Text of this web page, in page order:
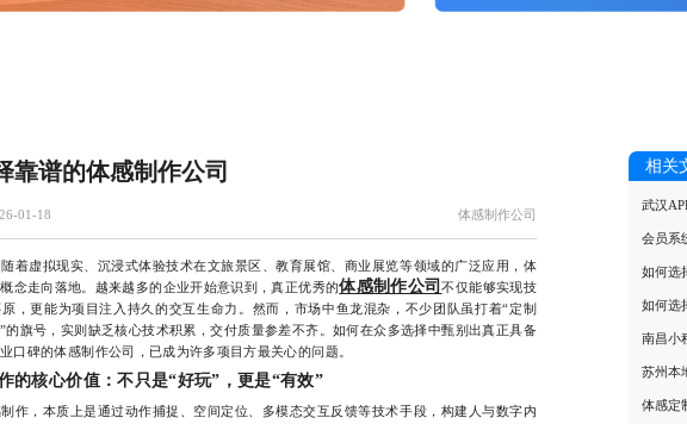
靠谱的体感制作公司
01-18 体感制作公司
虚拟现实、沉浸式体验技术在文旅景区、教育展馆、商业展览等领域的广泛应用，体
念走向落地。越来越多的企业开始意识到，真正优秀的体感制作公司不仅能够实现技
，更能为项目注入持久的交互生命力。然而，市场中鱼龙混杂，不少团队虽打着“定制
的旗号，实则缺乏核心技术积累，交付质量参差不齐。如何在众多选择中甄别出真正具备
口碑的体感制作公司，已成为许多项目方最关心的问题。
的核心价值：不只是“好玩”，更是“有效”
，本质上是通过动作捕捉、空间定位、多模态交互反馈等技术手段，构建人与数字内
相关
武汉
会员系
如何选
如何选
南昌小
苏州本
体感定